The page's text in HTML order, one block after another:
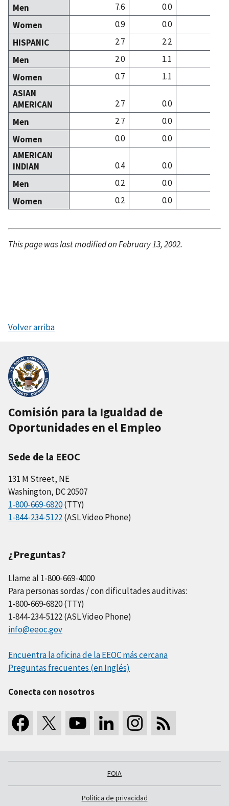
Men
7.6 0.0
Women
0.9 0.0
HISPANIC
2.7 2.2
Men
2.0 1.1
Women
0.7 1.1
ASIAN
AMERICAN
2.7 0.0
Men
2.7 0.0
Women
0.0 0.0
AMERICAN
INDIAN
0.4 0.0
Men
0.2 0.0
Women
0.2 0.0
This page was last modified on February 13, 2002.
Volver arriba
Comisión para la Igualdad de
Oportunidades en el Empleo
Sede de la EEOC
131 M Street, NE
Washington, DC 20507
1-800-669-6820(TTY)
1-844-234-5122(ASL Video Phone)
¿Preguntas?
Llame al 1-800-669-4000
Para personas sordas / con dificultades auditivas:
1-800-669-6820 (TTY)
1-844-234-5122 (ASL Video Phone)
info@eeoc.gov
Encuentra la oficina de la EEOC más cercana
Preguntas frecuentes (en Inglés)
Conecta con nosotros
FOIA
Política de privacidad